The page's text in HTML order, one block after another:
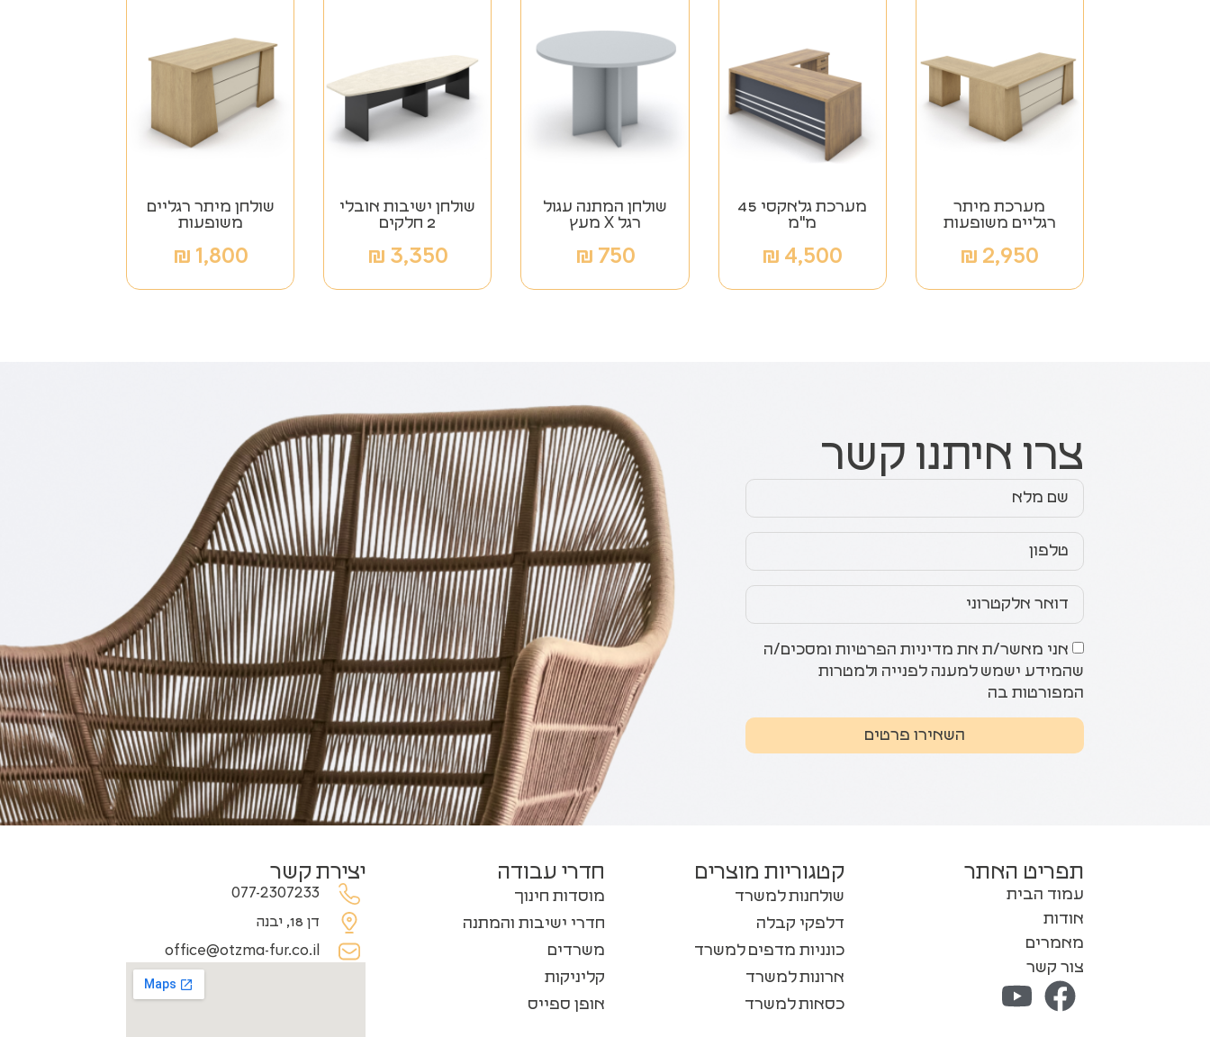
מערכת מיתר
רגליים משופעות
2,950
₪
מערכת גלאקסי 45
מ"מ
4,500
₪
שולחן המתנה עגול
רגל X מעץ
750
₪
שולחן ישיבות אובלי
2 חלקים
3,350
₪
שולחן מיתר רגליים
משופעות
1,800
₪
צרו איתנו קשר
אני מאשר/ת את מדיניות הפרטיות ומסכים/ה
שהמידע ישמש למענה לפנייה ולמטרות
המפורטות בה
השאירו פרטים
תפריט האתר
עמוד הבית
אודות
מאמרים
צור קשר
קטגוריות מוצרים
שולחנות למשרד
דלפקי קבלה
כונניות מדפים למשרד
ארונות למשרד
כסאות למשרד
חדרי עבודה
מוסדות חינוך
חדרי ישיבות והמתנה
משרדים
קליניקות
אופן ספייס
יצירת קשר
077-2307233
דן 18, יבנה
office@otzma-fur.co.il